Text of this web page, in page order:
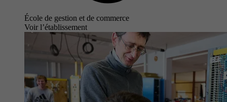
École de gestion et de commerce
Voir l’établissement